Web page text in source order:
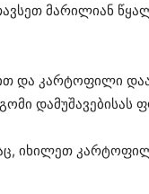
მარილიან
და კარტოფილი
დამუშავებისას
იხილეთ